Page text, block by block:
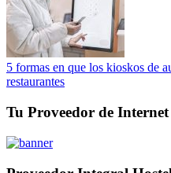
5 formas en que los kioskos de
restaurantes
Tu Proveedor de Internet